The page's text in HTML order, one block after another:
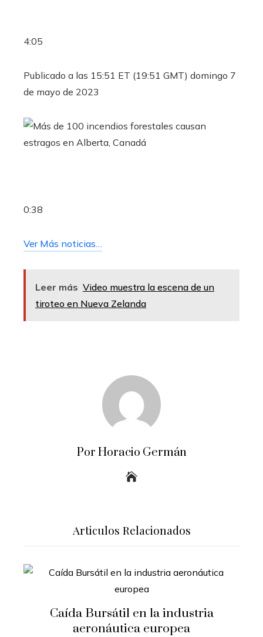
4:05
Publicado a las 15:51 ET (19:51 GMT) domingo 7
de mayo de 2023
0:38
Ver Más noticias…
Leer más Video muestra la escena de un
tiroteo en Nueva Zelanda
Por Horacio Germán
Articulos Relacionados
Caída Bursátil en la industria
aeronáutica europea